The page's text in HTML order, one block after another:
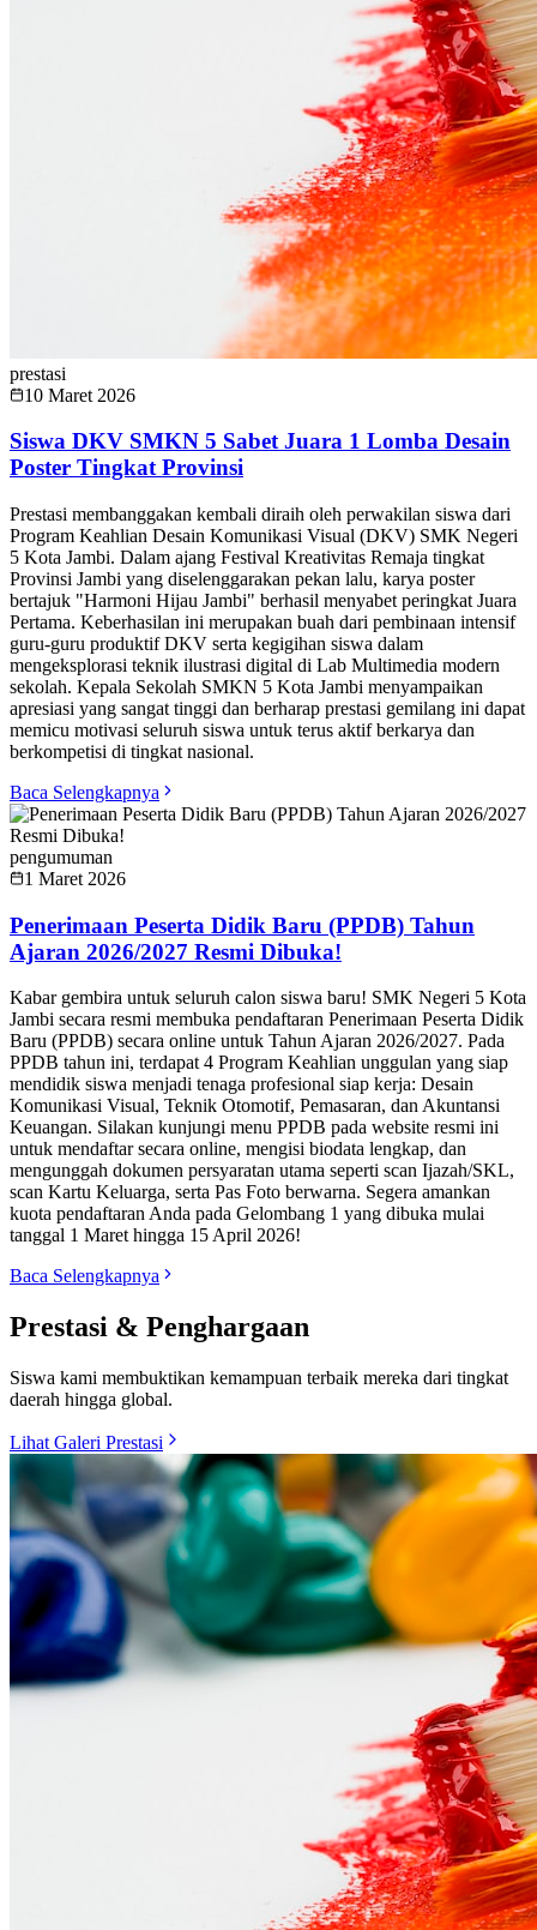
prestasi
10 Maret 2026
Siswa DKV SMKN 5 Sabet Juara 1 Lomba Desain
Poster Tingkat Provinsi
Prestasi membanggakan kembali diraih oleh perwakilan siswa dari
Program Keahlian Desain Komunikasi Visual (DKV) SMK Negeri
5 Kota Jambi. Dalam ajang Festival Kreativitas Remaja tingkat
Provinsi Jambi yang diselenggarakan pekan lalu, karya poster
bertajuk "Harmoni Hijau Jambi" berhasil menyabet peringkat Juara
Pertama. Keberhasilan ini merupakan buah dari pembinaan intensif
guru-guru produktif DKV serta kegigihan siswa dalam
mengeksplorasi teknik ilustrasi digital di Lab Multimedia modern
sekolah. Kepala Sekolah SMKN 5 Kota Jambi menyampaikan
apresiasi yang sangat tinggi dan berharap prestasi gemilang ini dapat
memicu motivasi seluruh siswa untuk terus aktif berkarya dan
berkompetisi di tingkat nasional.
Baca Selengkapnya
pengumuman
1 Maret 2026
Penerimaan Peserta Didik Baru (PPDB) Tahun
Ajaran 2026/2027 Resmi Dibuka!
Kabar gembira untuk seluruh calon siswa baru! SMK Negeri 5 Kota
Jambi secara resmi membuka pendaftaran Penerimaan Peserta Didik
Baru (PPDB) secara online untuk Tahun Ajaran 2026/2027. Pada
PPDB tahun ini, terdapat 4 Program Keahlian unggulan yang siap
mendidik siswa menjadi tenaga profesional siap kerja: Desain
Komunikasi Visual, Teknik Otomotif, Pemasaran, dan Akuntansi
Keuangan. Silakan kunjungi menu PPDB pada website resmi ini
untuk mendaftar secara online, mengisi biodata lengkap, dan
mengunggah dokumen persyaratan utama seperti scan Ijazah/SKL,
scan Kartu Keluarga, serta Pas Foto berwarna. Segera amankan
kuota pendaftaran Anda pada Gelombang 1 yang dibuka mulai
tanggal 1 Maret hingga 15 April 2026!
Baca Selengkapnya
Prestasi & Penghargaan
Siswa kami membuktikan kemampuan terbaik mereka dari tingkat
daerah hingga global.
Lihat Galeri Prestasi